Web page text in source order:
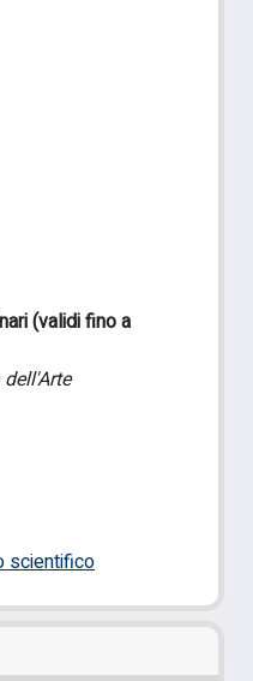
(validi fino a
scientifico